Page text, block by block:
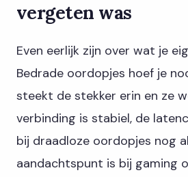
vergeten was
Even eerlijk zijn over wat je
Bedrade oordopjes hoef je
steekt de stekker erin en ze
verbinding is stabiel, de
bij draadloze oordopjes nog
aandachtspunt is bij gaming